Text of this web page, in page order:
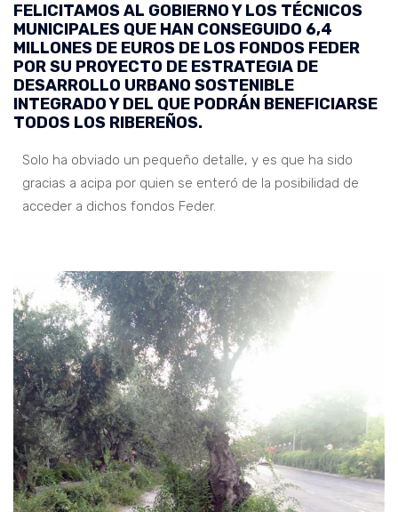
FELICITAMOS AL GOBIERNO Y LOS TÉCNICOS
MUNICIPALES QUE HAN CONSEGUIDO 6,4
MILLONES DE EUROS DE LOS FONDOS FEDER
POR SU PROYECTO DE ESTRATEGIA DE
DESARROLLO URBANO SOSTENIBLE
INTEGRADO Y DEL QUE PODRÁN BENEFICIARSE
TODOS LOS RIBEREÑOS.
Solo ha obviado un pequeño detalle, y es que ha sido
gracias a acipa por quien se enteró de la posibilidad de
acceder a dichos fondos Feder.